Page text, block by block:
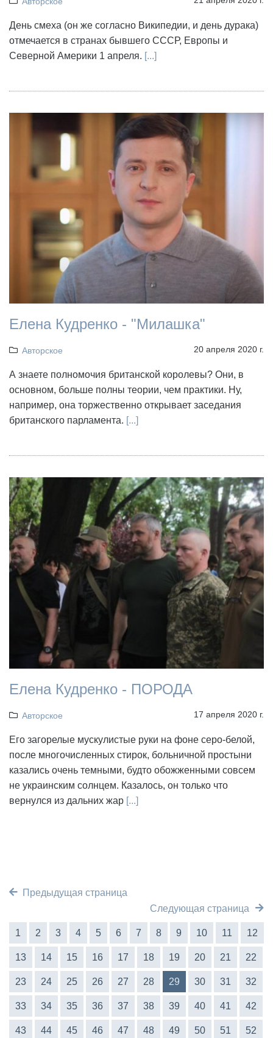
День смеха (он же согласно Википедии, и день дурака)
отмечается в странах бывшего СССР, Европы и
Северной Америки 1 апреля. [...]
Елена Кудренко - "Милашка"
Авторское 20 апреля 2020 г.
А знаете полномочия британской королевы? Они, в
основном, больше полны теории, чем практики. Ну,
например, она торжественно открывает заседания
британского парламента. [...]
Елена Кудренко - ПОРОДА
Авторское 17 апреля 2020 г.
Его загорелые мускулистые руки на фоне серо-белой,
после многочисленных стирок, больничной простыни
казались очень темными, будто обожженными совсем
не украинским солнцем. Казалось, он только что
вернулся из дальних жар [...]
Предыдущая страница
Следующая страница
1 2 3 4 5 6 7 8 9 10 11 12
13 14 15 16 17 18 19 20 21 22
23 24 25 26 27 28 29 30 31 32
33 34 35 36 37 38 39 40 41 42
43 44 45 46 47 48 49 50 51 52